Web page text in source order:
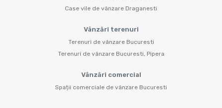
Case vile de vânzare Draganesti
Vânzări terenuri
Terenuri de vânzare Bucuresti
Terenuri de vânzare Bucuresti, Pipera
Vânzări comercial
Spații comerciale de vânzare Bucuresti